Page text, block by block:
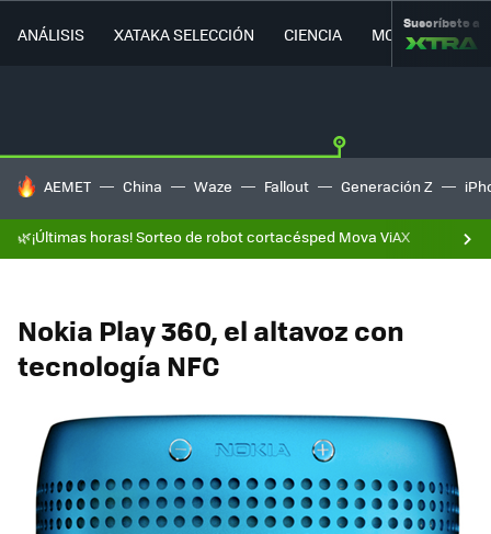
ANÁLISIS XATAKA SELECCIÓN CIENCIA MOVILIDAD
Suscríbete a
HOY SE HABLA DE
AEMET China Waze Fallout Generación Z
🌿¡Últimas horas! Sorteo de robot cortacésped Mova ViAX
Nokia Play 360, el altavoz con
tecnología NFC